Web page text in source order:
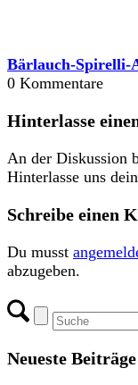
Bärlauch-Spirelli-
0 Kommentare
Hinterlasse
An der Diskussion
Hinterlasse uns
Schreibe einen
Du musst
abzugeben.
Neueste Beiträge